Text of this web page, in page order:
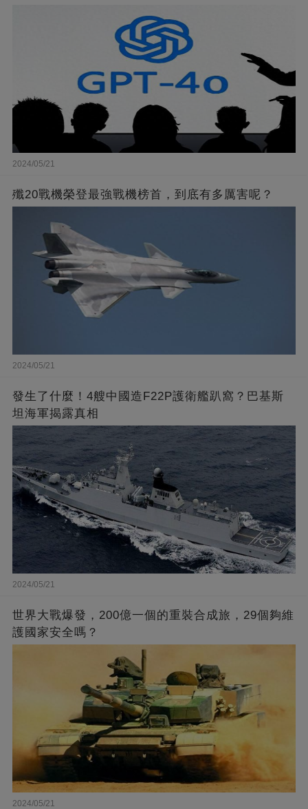
2024/05/21
殲20戰機榮登最強戰機榜首，到底有多厲害呢？
2024/05/21
發生了什麼！4艘中國造F22P護衛艦趴窩？巴基斯
坦海軍揭露真相
2024/05/21
世界大戰爆發，200億一個的重裝合成旅，29個夠維
護國家安全嗎？
2024/05/21